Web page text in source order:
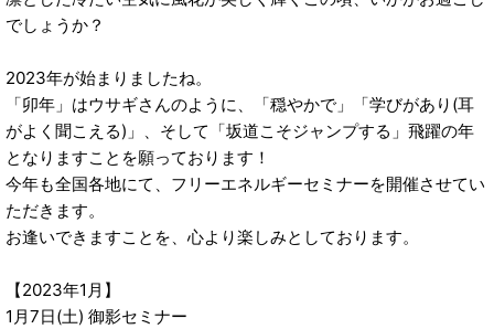
でしょうか？
2023年が始まりましたね。
「卯年」はウサギさんのように、「穏やかで」「学びがあり(耳
がよく聞こえる)」、そして「坂道こそジャンプする」飛躍の年
となりますことを願っております！
今年も全国各地にて、フリーエネルギーセミナーを開催させてい
ただきます。
お逢いできますことを、心より楽しみとしております。
【2023年1月】
1月7日(土) 御影セミナー